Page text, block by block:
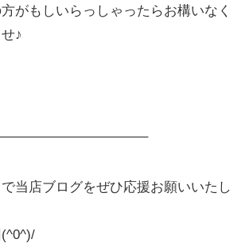
がもしいらっしゃったらお構いなく
♪
当店ブログをぜひ応援お願いいたし